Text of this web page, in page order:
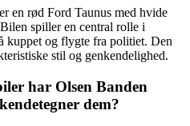
en rød Ford Taunus med hvide
spiller en central rolle i
kuppet og flygte fra politiet. Den
stil og genkendelighed.
har Olsen Banden
dem?